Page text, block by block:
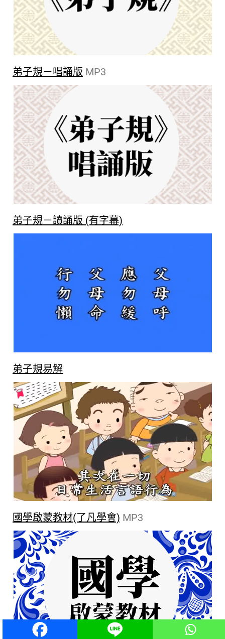
弟子規－唱誦版 MP3
弟子規－讀誦版 (有字幕)
弟子規易解
國學啟蒙教材(了凡學會) MP3